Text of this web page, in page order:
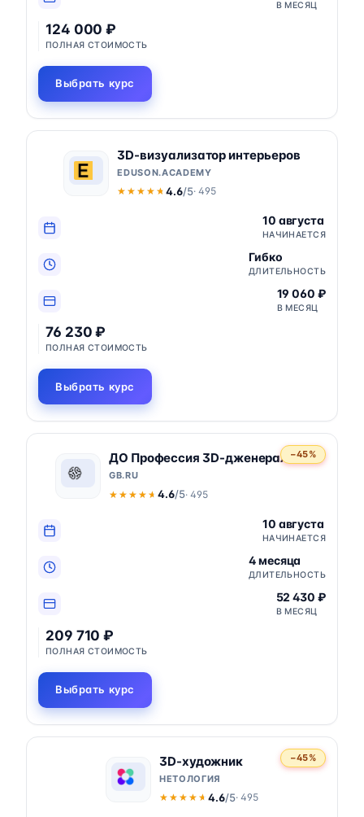
В МЕСЯЦ
124 000 ₽
ПОЛНАЯ СТОИМОСТЬ
Выбрать курс
3D-визуализатор интерьеров
EDUSON.ACADEMY
★★★★★
★★★★★4.6/5· 495
10 августа
НАЧИНАЕТСЯ
Гибко
ДЛИТЕЛЬНОСТЬ
19 060 ₽
В МЕСЯЦ
76 230 ₽
ПОЛНАЯ СТОИМОСТЬ
Выбрать курс
−45%
ДО Профессия 3D-дженералист
GB.RU
★★★★★
★★★★★ 4.6/5· 495
10 августа
НАЧИНАЕТСЯ
4 месяца
ДЛИТЕЛЬНОСТЬ
52 430 ₽
В МЕСЯЦ
209 710 ₽
ПОЛНАЯ СТОИМОСТЬ
Выбрать курс
−45%
3D-художник
НЕТОЛОГИЯ
★★★★★
★★★★★ 4.6/5· 495